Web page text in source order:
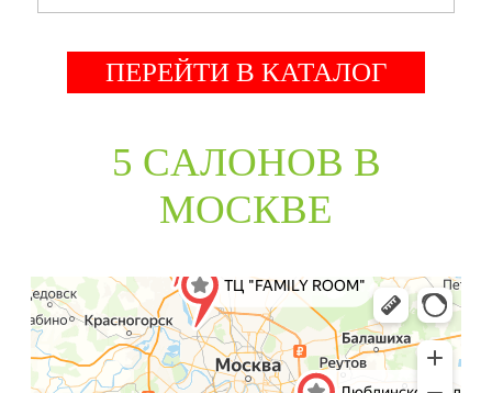
ПЕРЕЙТИ В КАТАЛОГ
5 CАЛОНОВ В
МОСКВЕ